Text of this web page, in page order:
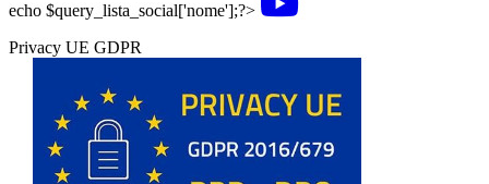
echo $query_lista_social['nome'];?>
Privacy UE GDPR